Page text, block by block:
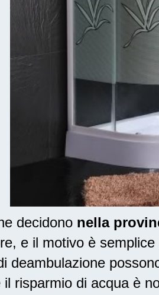
decidono nella
e il motivo è
deambulazione
risparmio di acqua è